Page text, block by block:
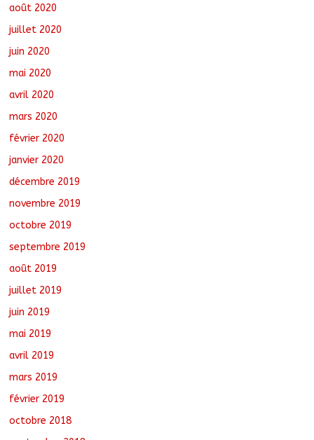
août 2020
juillet 2020
juin 2020
mai 2020
avril 2020
mars 2020
février 2020
janvier 2020
décembre 2019
novembre 2019
octobre 2019
septembre 2019
août 2019
juillet 2019
juin 2019
mai 2019
avril 2019
mars 2019
février 2019
octobre 2018